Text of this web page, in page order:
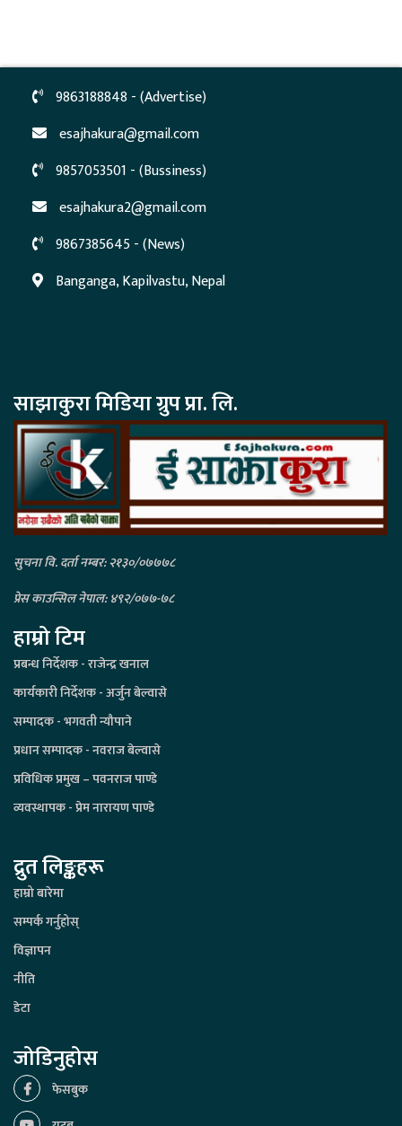
9863188848 - (Advertise)
esajhakura@gmail.com
9857053501 - (Bussiness)
esajhakura2@gmail.com
9867385645 - (News)
Banganga, Kapilvastu, Nepal
साझाकुरा मिडिया ग्रुप प्रा. लि.
सुचना वि. दर्ता नम्बर: २१३०/०७७७८
प्रेस काउन्सिल नेपाल: ४९२/०७७-७८
हाम्रो टिम
प्रबन्ध निर्देशक - राजेन्द्र खनाल
कार्यकारी निर्देशक - अर्जुन बेल्वासे
सम्पादक - भगवती न्यौपाने
प्रधान सम्पादक - नवराज बेल्वासे
प्रविधिक प्रमुख – पवनराज पाण्डे
व्यवस्थापक - प्रेम नारायण पाण्डे
द्रुत लिङ्कहरू
हाम्रो बारेमा
सम्पर्क गर्नुहोस्
विज्ञापन
नीति
डेटा
जोडिनुहोस
फेसबुक